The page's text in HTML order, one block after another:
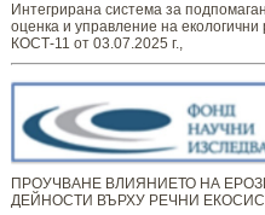
Интегрирана система за
оценка и управление на
КОСТ-11 от 03.07.2025 г.,
ПРОУЧВАНЕ ВЛИЯНИЕТО НА
ДЕЙНОСТИ ВЪРХУ РЕЧНИ